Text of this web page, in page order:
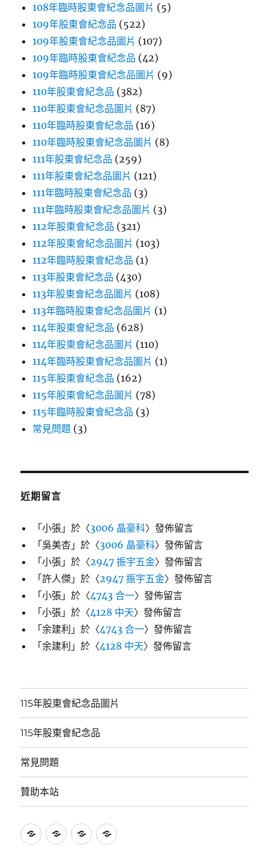
108年臨時股東會紀念品圖片 (5)
109年股東會紀念品 (522)
109年股東會紀念品圖片 (107)
109年臨時股東會紀念品 (42)
109年臨時股東會紀念品圖片 (9)
110年股東會紀念品 (382)
110年股東會紀念品圖片 (87)
110年臨時股東會紀念品 (16)
110年臨時股東會紀念品圖片 (8)
111年股東會紀念品 (259)
111年股東會紀念品圖片 (121)
111年臨時股東會紀念品 (3)
111年臨時股東會紀念品圖片 (3)
112年股東會紀念品 (321)
112年股東會紀念品圖片 (103)
112年臨時股東會紀念品 (1)
113年股東會紀念品 (430)
113年股東會紀念品圖片 (108)
113年臨時股東會紀念品圖片 (1)
114年股東會紀念品 (628)
114年股東會紀念品圖片 (110)
114年臨時股東會紀念品圖片 (1)
115年股東會紀念品 (162)
115年股東會紀念品圖片 (78)
115年臨時股東會紀念品 (3)
常見問題 (3)
近期留言
「小張 」於〈3006 晶豪科〉發佈留言
「吳美杏 」於〈3006 晶豪科〉發佈留言
「小張 」於〈2947 振宇五金〉發佈留言
「許人傑 」於〈2947 振宇五金〉發佈留言
「小張 」於〈4743 合一〉發佈留言
「小張 」於〈4128 中天〉發佈留言
「余建利 」於〈4743 合一〉發佈留言
「余建利 」於〈4128 中天〉發佈留言
115年股東會紀念品圖片
115年股東會紀念品
常見問題
贊助本站
115
115
常
贊